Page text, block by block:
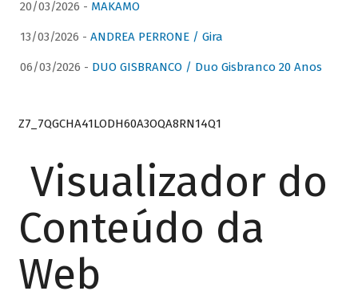
20/03/2026 - MAKAMO
13/03/2026 - ANDREA PERRONE / Gira
06/03/2026 - DUO GISBRANCO / Duo Gisbranco 20 Anos
Z7_7QGCHA41LODH60A3OQA8RN14Q1
Visualizador do
Conteúdo da
Web